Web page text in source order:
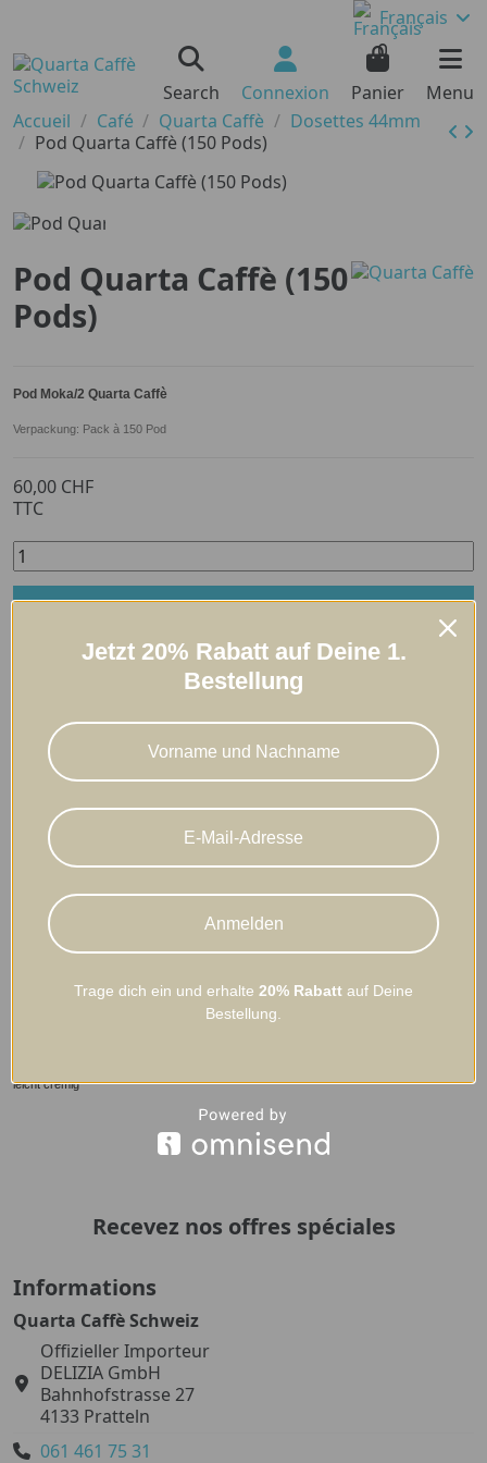
Français
Search Connexion
0
Panier
Menu
Accueil
Café Quarta Caffè
Dosettes 44mm
Pod Quarta Caffè (150 Pods)
Pod Quarta Caffè (150
Pods)
Pod Moka/2 Quarta Caffè
Verpackung: Pack à 150 Pod
60,00 CHF
TTC
Description
Détails du produit
Reviews(0)
leicht cremig
Recevez nos offres spéciales
Informations
Quarta Caffè Schweiz
Offizieller Importeur
DELIZIA GmbH
Bahnhofstrasse 27
4133 Pratteln
061 461 75 31
Jetzt 20% Rabatt auf Deine 1.
Bestellung
Anmelden
Trage dich ein und erhalte 20% Rabatt auf Deine
Bestellung.